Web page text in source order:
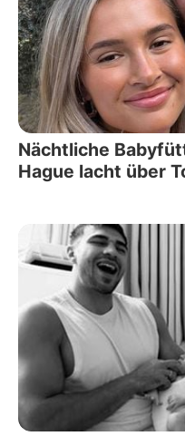
Nächtliche
Hague lacht über